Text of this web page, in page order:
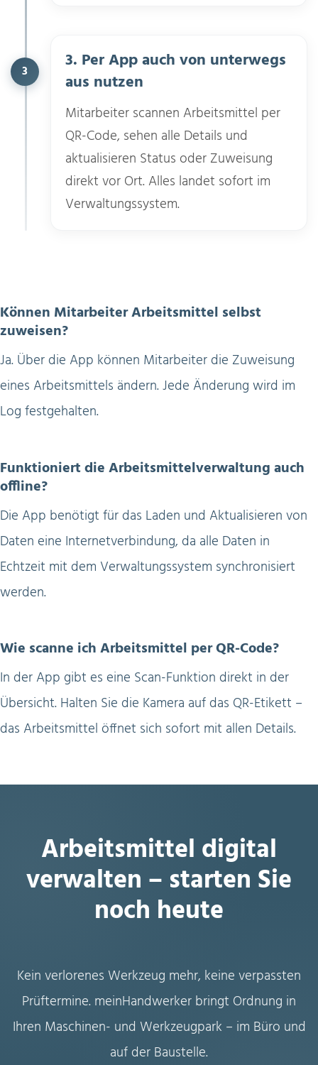
3
3. Per App auch von unterwegs
aus nutzen
Mitarbeiter scannen Arbeitsmittel per
QR-Code, sehen alle Details und
aktualisieren Status oder Zuweisung
direkt vor Ort. Alles landet sofort im
Verwaltungssystem.
Können Mitarbeiter Arbeitsmittel selbst
zuweisen?
Ja. Über die App können Mitarbeiter die Zuweisung
eines Arbeitsmittels ändern. Jede Änderung wird im
Log festgehalten.
Funktioniert die Arbeitsmittelverwaltung auch
offline?
Die App benötigt für das Laden und Aktualisieren von
Daten eine Internetverbindung, da alle Daten in
Echtzeit mit dem Verwaltungssystem synchronisiert
werden.
Wie scanne ich Arbeitsmittel per QR-Code?
In der App gibt es eine Scan-Funktion direkt in der
Übersicht. Halten Sie die Kamera auf das QR-Etikett –
das Arbeitsmittel öffnet sich sofort mit allen Details.
Arbeitsmittel digital
verwalten – starten Sie
noch heute
Kein verlorenes Werkzeug mehr, keine verpassten
Prüftermine. meinHandwerker bringt Ordnung in
Ihren Maschinen- und Werkzeugpark – im Büro und
auf der Baustelle.